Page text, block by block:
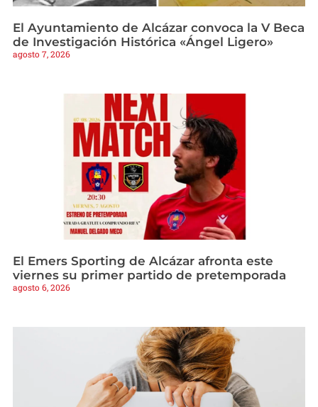
El Ayuntamiento de Alcázar convoca la V Beca
de Investigación Histórica «Ángel Ligero»
agosto 7, 2026
El Emers Sporting de Alcázar afronta este
viernes su primer partido de pretemporada
agosto 6, 2026